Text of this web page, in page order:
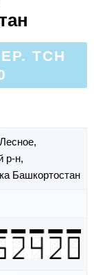
ТСН
р-н,
Башкортостан